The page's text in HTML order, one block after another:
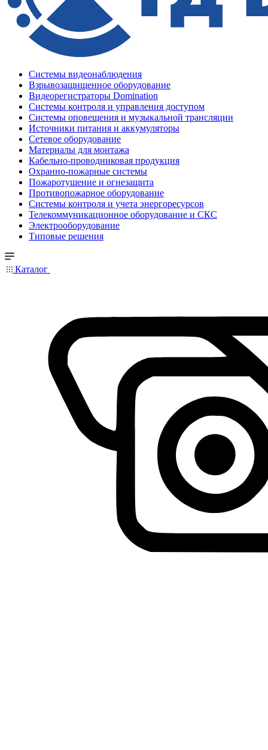
Системы видеонаблюдения
Взрывозащищенное оборудование
Видеорегистраторы Domination
Системы контроля и управления доступом
Системы оповещения и музыкальной трансляции
Источники питания и аккумуляторы
Сетевое оборудование
Материалы для монтажа
Кабельно-проводниковая продукция
Охранно-пожарные системы
Пожаротушение и огнезащита
Противопожарное оборудование
Системы контроля и учета энергоресурсов
Телекоммуникационное оборудование и СКС
Электрооборудование
Типовые решения
Каталог